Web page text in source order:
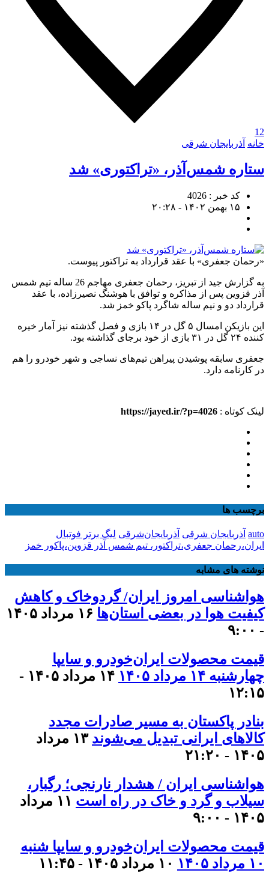
12
خانه آذربایجان شرقی
ستاره شمس‌آذر، «تراکتوری» شد
کد خبر : 4026
۱۵ بهمن ۱۴۰۲ - ۲۰:۲۸
«رحمان جعفری» با عقد قرارداد به تراکتور پیوست.
به گزارش جید از تبریز، رحمان جعفری مهاجم 26 ساله تیم شمس
آذر قزوین پس از مذاکره و توافق با هوشنگ نصیرزاده، با عقد
قرارداد دو و نیم ساله شاگرد پاکو خمز شد.
این بازیکن امسال ۵ گل در ۱۴ بازی و فصل گذشته نیز آمار خیره
کننده ۲۴ گل در ۳۱ بازی از خود برجای گذاشته بود.
جعفری سابقه پوشیدن پیراهن تیم‌های نساجی و شهر خودرو را هم
در کارنامه دارد.
لینک کوتاه : https://jayed.ir/?p=4026
برچسب ها
auto آذربایجان شرقی آذربایجان‌شرقی لیگ برتر فوتبال
ایران،رحمان جعفری،تراکتور، تیم شمس آذر قزوین،پاکور خمز
نوشته های مشابه
هواشناسی امروز ایران/ گردوخاک و کاهش
کیفیت هوا در بعضی استان‌ها
۱۶ مرداد ۱۴۰۵
- ۹:۰۰
قیمت محصولات ایران‌خودرو و سایپا
چهارشنبه ۱۴ مرداد ۱۴۰۵
۱۴ مرداد ۱۴۰۵ -
۱۲:۱۵
بنادر پاکستان به مسیر صادرات مجدد
کالاهای ایرانی تبدیل می‌شوند
۱۳ مرداد
۱۴۰۵ - ۲۱:۲۰
هواشناسی ایران / هشدار نارنجی؛ رگبار،
سیلاب و گرد و خاک در راه است
۱۱ مرداد
۱۴۰۵ - ۹:۰۰
قیمت محصولات ایران‌خودرو و سایپا شنبه
۱۰ مرداد ۱۴۰۵
۱۰ مرداد ۱۴۰۵ - ۱۱:۴۵